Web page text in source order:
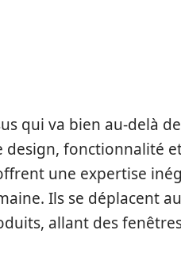
qui va bien au-delà
design, fonctionnalité
une expertise
Ils se déplacent
allant des